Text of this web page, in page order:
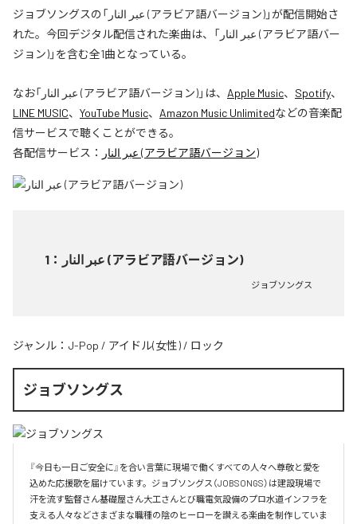
ジョブソングスの「عبر النار (アラビア語バージョン)」が配信開始さ
れた。今回デジタル配信された楽曲は、「عبر النار (アラビア語バー
ジョン)」を含む全1曲となっている。
なお「 عبر النار (アラビア語バージョン)」は、 Apple Music、 Spotify、
LINE MUSIC、 YouTube Music、 Amazon Music Unlimitedなどの音楽配
信サービスで聴くことができる。
各配信サービス：
عبر النار (アラビア語バージョン)
1 ： عبر النار (アラビア語バージョン)
ジョブソングス
ジャンル： J-Pop / アイドル(女性) / ロック
ジョブソングス
『今日も一日ご安全に』を合い言葉に現場で働くすべての人々へ尊敬と愛を
込めた応援歌を届けています。ジョブソングス（JOBSONGS）は建設現場で
汗を流す監督さん基礎屋さん大工さんとび職電気設備のプロ水道インフラを
支える人々などさまざまな職種の陰のヒーローを讃える楽曲を制作していま